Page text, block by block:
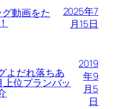
動画をた
2025年7
月15日
よだれ落ちあ
上位プランバッ
2019
年9
月5
日